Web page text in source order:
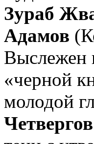
Зураб
Адамов
Выслежен
«черной
молодой
Четвергов